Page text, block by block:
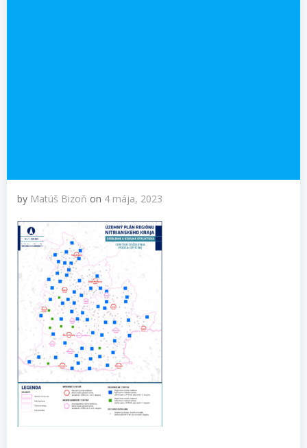
by Matúš Bizoň on 4 mája, 2023